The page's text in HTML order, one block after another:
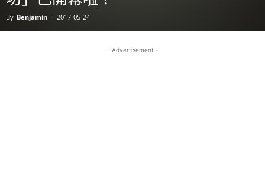
By Benjamin - 2017-05-24
- Advertisement -